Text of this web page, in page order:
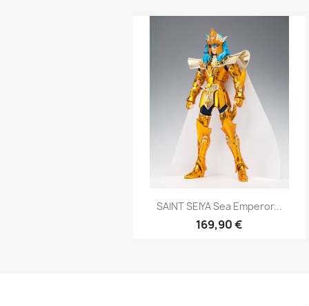
Aperçu rapide
SAINT SEIYA Sea Emperor...
169,90 €